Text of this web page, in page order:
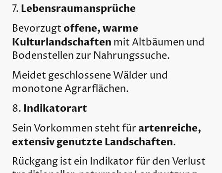
7. Lebensraumansprüche
Bevorzugtoffene, warme
Kulturlandschaften mit Altbäumen und
Bodenstellen zur Nahrungssuche.
Meidet geschlossene Wälder und
monotone Agrarflächen.
8. Indikatorart
Sein Vorkommen steht für artenreiche,
extensiv genutzte Landschaften.
Rückgang ist ein Indikator für den Verlust